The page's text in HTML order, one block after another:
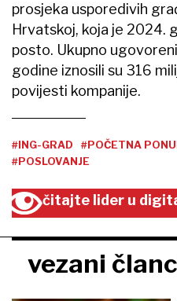
prosjeka usporedivih
Hrvatskoj, koja je 2024.
posto. Ukupno
godine iznosili su 316
povijesti kompanije.
#ING-GRAD #POČETNA
#POSLOVANJE
čitajte lider u
vezani